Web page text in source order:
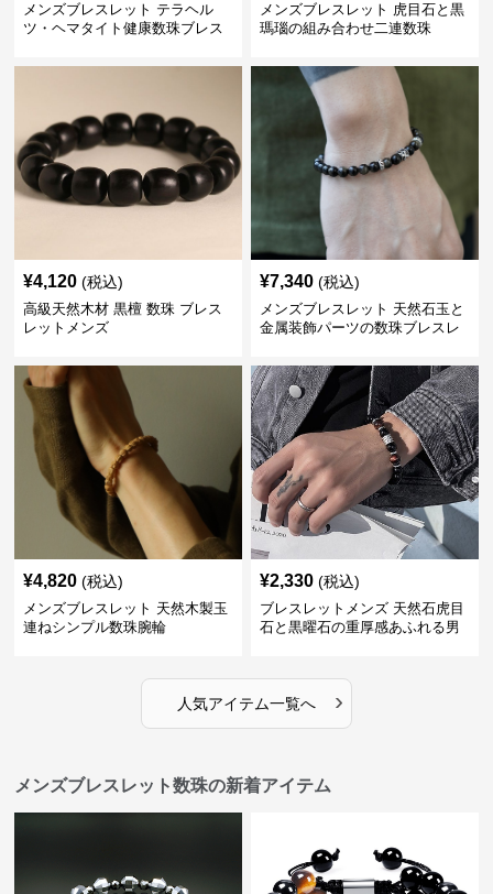
メンズブレスレット テラヘル
ツ・ヘマタイト健康数珠ブレス
メンズブレスレット 虎目石と黒
瑪瑙の組み合わせ二連数珠
¥4,120 (税込)
高級天然木材 黒檀 数珠 ブレス
レットメンズ
¥7,340 (税込)
メンズブレスレット 天然石玉と
金属装飾パーツの数珠ブレスレ
¥4,820 (税込)
メンズブレスレット 天然木製玉
連ねシンプル数珠腕輪
¥2,330 (税込)
ブレスレットメンズ 天然石虎目
石と黒曜石の重厚感あふれる男
人気アイテム一覧へ ›
メンズブレスレット数珠の新着アイテム